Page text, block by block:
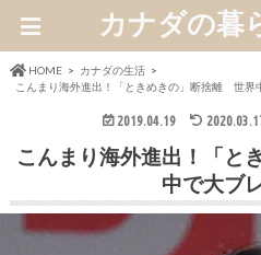
カナダの暮
HOME
カナダの生活
こんまり海外進出！「ときめきの」断捨離 世界
2019.04.19
こんまり海外進出！「
中で大ブ